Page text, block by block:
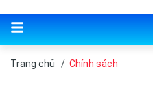
Trang chủ / Chính sách